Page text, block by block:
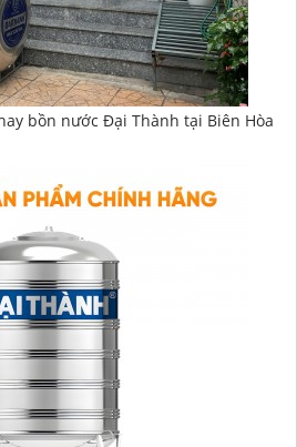
bồn nước Đại Thành tại Biên Hòa